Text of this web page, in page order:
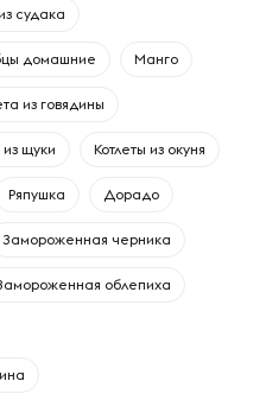
судака
домашние Манго
из говядины
из щуки Котлеты из окуня
Ряпушка Дорадо
Замороженная черника
облепиха